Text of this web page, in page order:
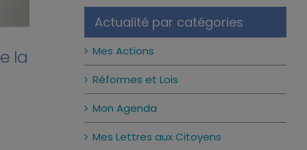
la
Actualité par catégories
Mes Actions
Réformes et Lois
Mon Agenda
Mes Lettres aux Citoyens